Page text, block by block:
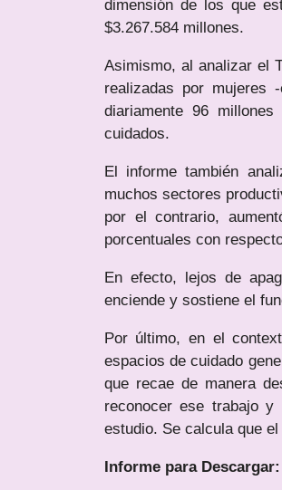
dimensión de los que
$3.267.584 millones.
Asimismo, al analizar el
realizadas por mujeres
diariamente 96
cuidados.
El informe también
muchos sectores
por el contrario,
porcentuales con
En efecto, lejos de
enciende y sostiene el
Por último, en el
espacios de cuidado
que recae de manera
reconocer ese trabajo y
estudio. Se calcula que
Informe para Descargar: